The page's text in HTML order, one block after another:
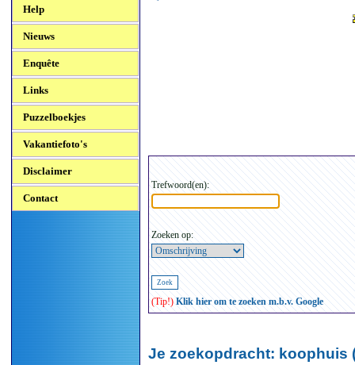
Help
Nieuws
Enquête
Links
Puzzelboekjes
Vakantiefoto's
Disclaimer
Contact
Trefwoord(en):
Zoeken op:
(Tip!) Klik hier om te zoeken m.b.v. Google
Je zoekopdracht: koophuis